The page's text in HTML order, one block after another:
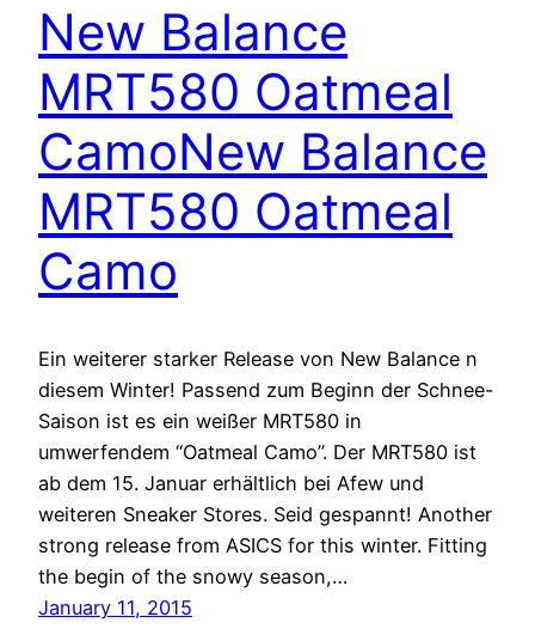
New Balance
MRT580 Oatmeal
CamoNew Balance
MRT580 Oatmeal
Camo
Ein weiterer starker Release von New Balance n
diesem Winter! Passend zum Beginn der Schnee-
Saison ist es ein weißer MRT580 in
umwerfendem “Oatmeal Camo”. Der MRT580 ist
ab dem 15. Januar erhältlich bei Afew und
weiteren Sneaker Stores. Seid gespannt! Another
strong release from ASICS for this winter. Fitting
the begin of the snowy season,…
January 11, 2015